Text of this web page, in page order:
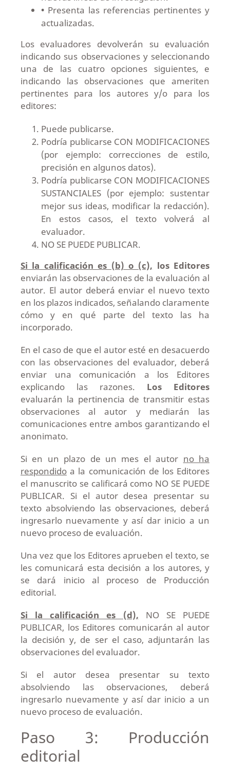
•Presenta las referencias pertinentes y
actualizadas.
Los evaluadores devolverán su evaluación
indicando sus observaciones y seleccionando
una de las cuatro opciones siguientes, e
indicando las observaciones que ameriten
pertinentes para los autores y/o para los
editores:
Puede publicarse.
Podría publicarse CON MODIFICACIONES
(por ejemplo: correcciones de estilo,
precisión en algunos datos).
Podría publicarse CON MODIFICACIONES
SUSTANCIALES (por ejemplo: sustentar
mejor sus ideas, modificar la redacción).
En estos casos, el texto volverá al
evaluador.
NO SE PUEDE PUBLICAR.
Si la calificación es (b) o (c), los Editores
enviarán las observaciones de la evaluación al
autor. El autor deberá enviar el nuevo texto
en los plazos indicados, señalando claramente
cómo y en qué parte del texto las ha
incorporado.
En el caso de que el autor esté en desacuerdo
con las observaciones del evaluador, deberá
enviar una comunicación a los Editores
explicando las razones. Los Editores
evaluarán la pertinencia de transmitir estas
observaciones al autor y mediarán las
comunicaciones entre ambos garantizando el
anonimato.
Si en un plazo de un mes el autor no ha
respondidoa la comunicación de los Editores
el manuscrito se calificará como NO SE PUEDE
PUBLICAR. Si el autor desea presentar su
texto absolviendo las observaciones, deberá
ingresarlo nuevamente y así dar inicio a un
nuevo proceso de evaluación.
Una vez que los Editores aprueben el texto, se
les comunicará esta decisión a los autores, y
se dará inicio al proceso de Producción
editorial.
Si la calificación es (d), NO SE PUEDE
PUBLICAR, los Editores comunicarán al autor
la decisión y, de ser el caso, adjuntarán las
observaciones del evaluador.
Si el autor desea presentar su texto
absolviendo las observaciones, deberá
ingresarlo nuevamente y así dar inicio a un
nuevo proceso de evaluación.
Paso 3: Producción
editorial